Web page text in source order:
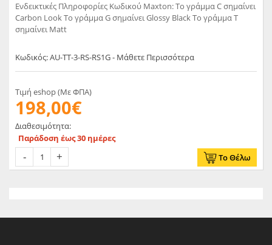
Ενδεικτικές Πληροφορίες Κωδικού Maxton: Το γράμμα C σημαίνει
Carbon Look Το γράμμα G σημαίνει Glossy Black Το γράμμα T
σημαίνει Matt
Κωδικός: AU-TT-3-RS-RS1G - Μάθετε Περισσότερα
Τιμή eshop (Με ΦΠΑ)
198,00€
Διαθεσιμότητα:
Παράδοση έως 30 ημέρες
Το Θέλω